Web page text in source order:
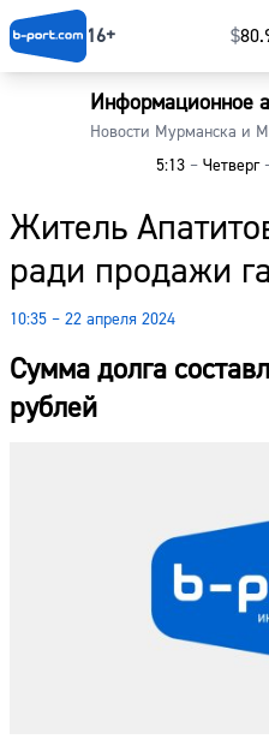
16+ $
Информационное
Новости Мурманска и
5:13 –Четверг
Житель
ради продажи
10:35 – 22 апреля 2024
Сумма долга
рублей
Главная
Наши гости
Погода
Курсы валют